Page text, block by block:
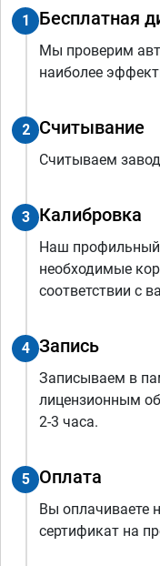
1 Бесплатная
Мы проверим
наиболее
2 Считывание
Считываем
3 Калибровка
Наш
необходимые
соответствии с
4 Запись
Записываем в
лицензионным
2-3 часа.
5 Оплата
Вы оплачиваете
сертификат на